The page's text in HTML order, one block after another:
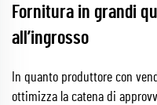
Fornitura in grandi
all’ingrosso
In quanto produttore con
ottimizza la catena di